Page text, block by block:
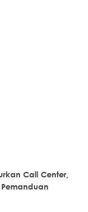
Call Center,